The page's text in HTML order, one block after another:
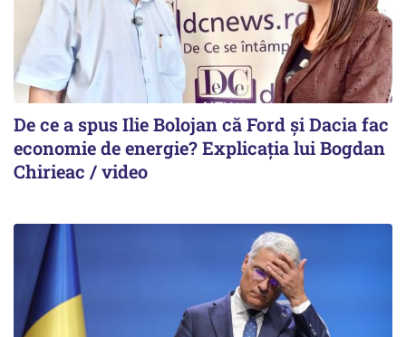
De ce a spus Ilie Bolojan că Ford și Dacia fac
economie de energie? Explicația lui Bogdan
Chirieac / video